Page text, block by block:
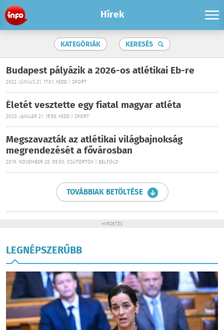
Hírek
KATEGÓRIÁK KERESÉS
Budapest pályázik a 2026-os atlétikai Eb-re
2022. JÚNIUS 21. 17:01, KEDD | SPORT
Életét vesztette egy fiatal magyar atléta
2020. JANUÁR 21. 15:58, KEDD | SPORT
Megszavazták az atlétikai világbajnokság
megrendezését a fővárosban
2019. NOVEMBER 28. 05:00, CSÜTÖRTÖK | BELFÖLD
TOVÁBBIAK BETÖLTÉSE
HIRDETÉS
LEGNÉPSZERŰBB